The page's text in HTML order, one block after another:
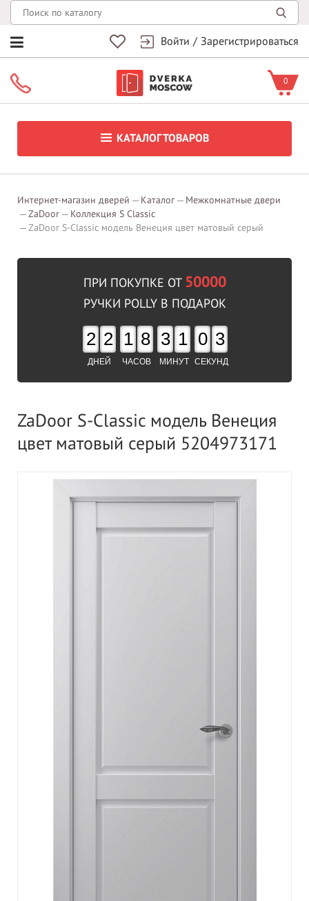
Войти / Зарегистрироваться
0
КАТАЛОГ ТОВАРОВ
Интернет-магазин дверей Каталог
Межкомнатные двери
ZaDoor
Коллекция S Classic
ZaDoor S-Classic модель Венеция цвет матовый серый
ПРИ ПОКУПКЕ ОТ 50000
РУЧКИ POLLY В ПОДАРОК
2 2
ДНЕЙ
1 8
ЧАСОВ
3 1
МИНУТ
0 2
СЕКУНД
ZaDoor S-Classic модель Венеция
цвет матовый серый 5204973171